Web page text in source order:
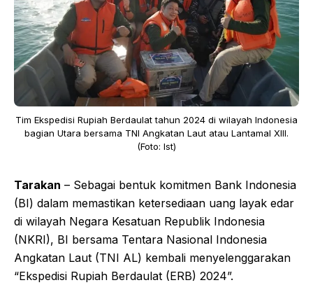
Tim Ekspedisi Rupiah Berdaulat tahun 2024 di wilayah Indonesia
bagian Utara bersama TNI Angkatan Laut atau Lantamal XIII.
(Foto: Ist)
Tarakan – Sebagai bentuk komitmen Bank Indonesia
(BI) dalam memastikan ketersediaan uang layak edar
di wilayah Negara Kesatuan Republik Indonesia
(NKRI), BI bersama Tentara Nasional Indonesia
Angkatan Laut (TNI AL) kembali menyelenggarakan
“Ekspedisi Rupiah Berdaulat (ERB) 2024”.